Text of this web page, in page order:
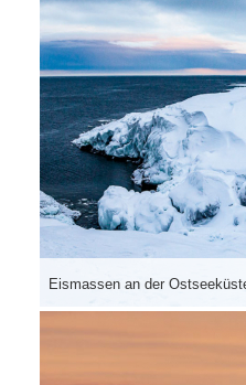
Eismassen an der